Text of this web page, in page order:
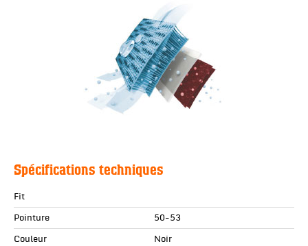
Spécifications techniques
Fit
Pointure
50-53
Couleur
Noir